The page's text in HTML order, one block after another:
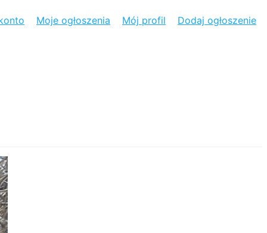
Moje ogłoszenia Mój profil Dodaj ogłoszenie